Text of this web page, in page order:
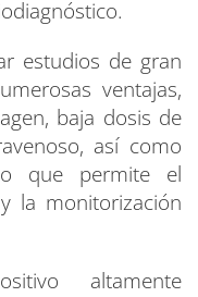
estudios de gran
ventajas,
baja dosis de
así como
que permite el
la monitorización
altamente